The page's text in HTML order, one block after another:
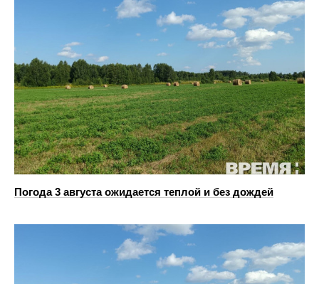
Погода 3 августа ожидается теплой и без дождей